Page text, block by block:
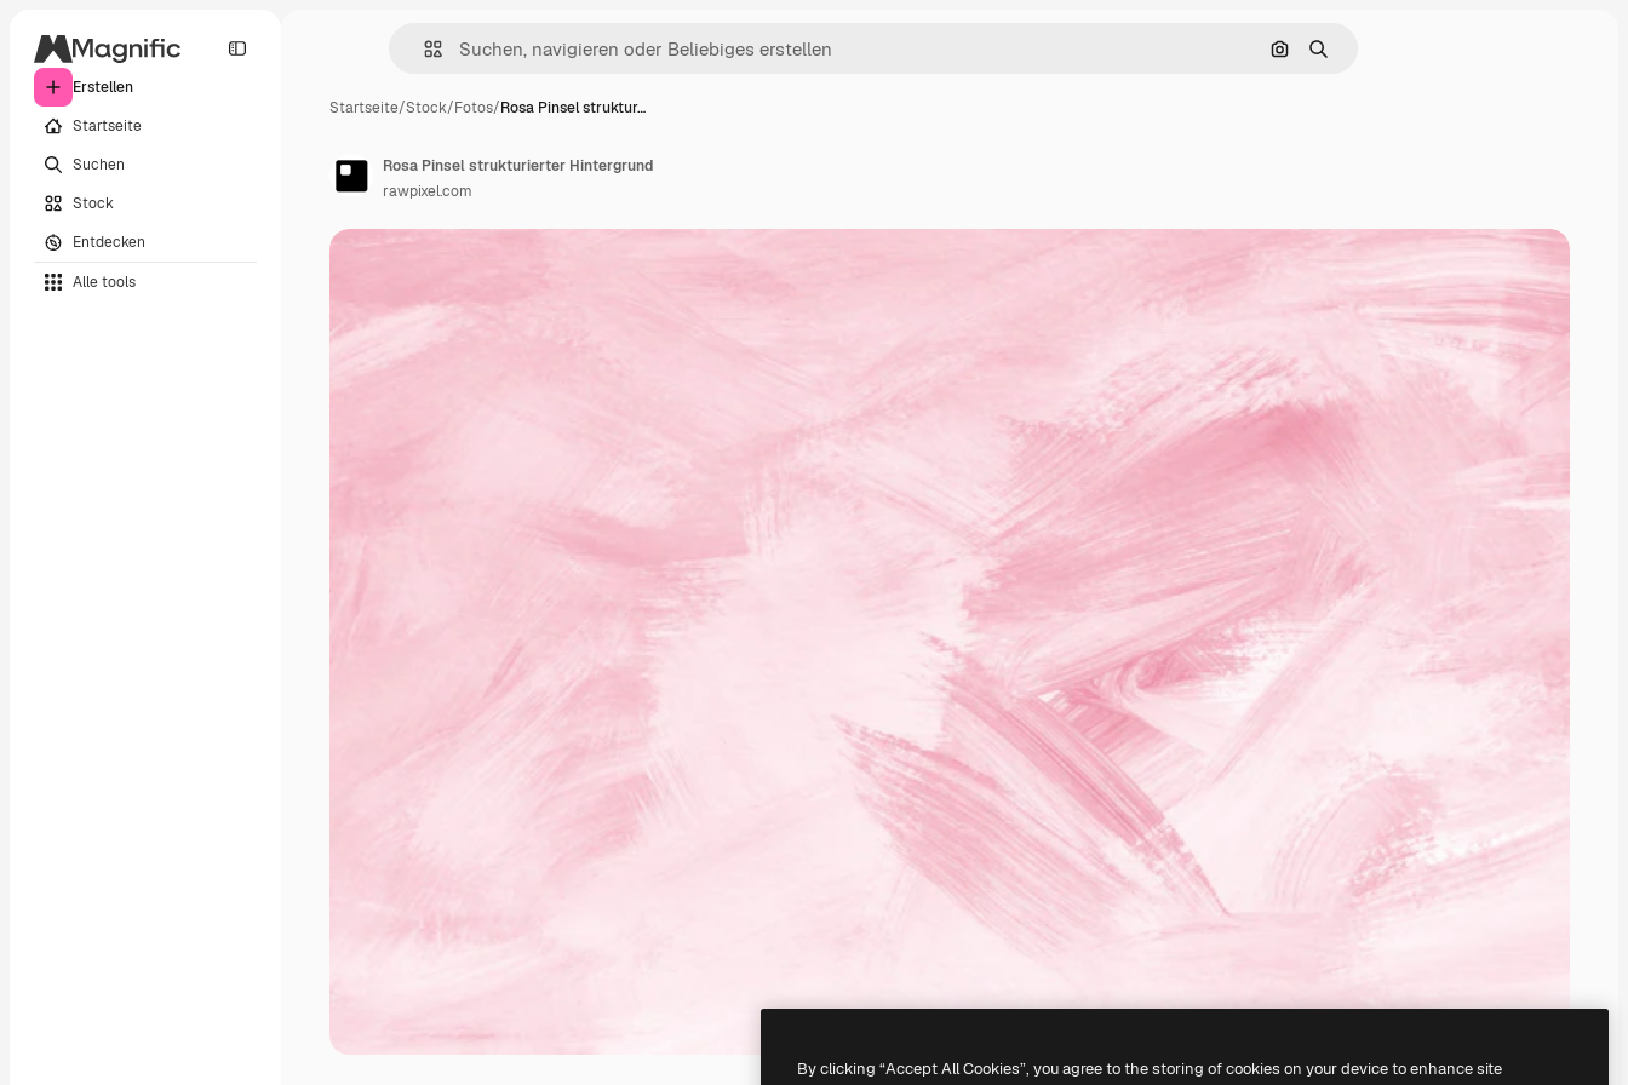
Erstellen
Startseite
Suchen
Stock
Entdecken
Alle tools
Nach Bild suchen
Suchen
Startseite/Stock/Fotos/Rosa Pinsel struktur…
Rosa Pinsel strukturierter Hintergrund
rawpixel.com
By clicking “Accept All Cookies”, you agree to the storing of cookies on your device to enhance site